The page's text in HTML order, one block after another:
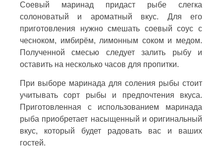
Соевый маринад придаст рыбе слегка
солоноватый и ароматный вкус. Для его
приготовления нужно смешать соевый соус с
чесноком, имбирём, лимонным соком и медом.
Полученной смесью следует залить рыбу и
оставить на несколько часов для пропитки.
При выборе маринада для соления рыбы стоит
учитывать сорт рыбы и предпочтения вкуса.
Приготовленная с использованием маринада
рыба приобретает насыщенный и оригинальный
вкус, который будет радовать вас и ваших
гостей.